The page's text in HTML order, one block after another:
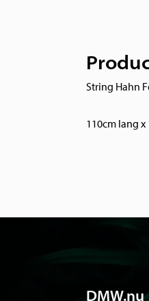
String Hahn
110cm lang x
DMW.nu